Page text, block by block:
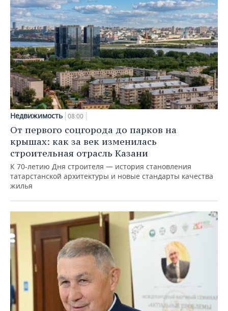
Недвижимость 08:00
От первого соцгорода до парков на
крышах: как за век изменилась
строительная отрасль Казани
К 70-летию Дня строителя — история становления
татарстанской архитектуры и новые стандарты качества
жилья